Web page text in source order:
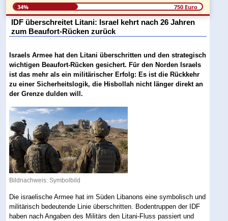
34% 750 Euro
IDF überschreitet Litani: Israel kehrt nach 26 Jahren
zum Beaufort-Rücken zurück
Israels Armee hat den Litani überschritten und den strategisch
wichtigen Beaufort-Rücken gesichert. Für den Norden Israels
ist das mehr als ein militärischer Erfolg: Es ist die Rückkehr
zu einer Sicherheitslogik, die Hisbollah nicht länger direkt an
der Grenze dulden will.
Bildnachweis: Symbolbild
Die israelische Armee hat im Süden Libanons eine symbolisch und
militärisch bedeutende Linie überschritten. Bodentruppen der IDF
haben nach Angaben des Militärs den Litani-Fluss passiert und